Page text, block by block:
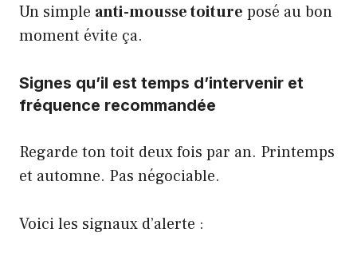
Un simple anti-mousse toiture posé au bon
moment évite ça.
Signes qu’il est temps d’intervenir et
fréquence recommandée
Regarde ton toit deux fois par an. Printemps
et automne. Pas négociable.
Voici les signaux d’alerte :